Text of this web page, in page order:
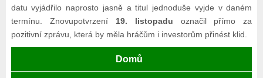
datu vyjádřilo naprosto jasně a titul jednoduše vyjde v daném
termínu. Znovupotvrzení 19. listopadu označil přímo za
pozitivní zprávu, která by měla hráčům i investorům přinést klid.
Domů